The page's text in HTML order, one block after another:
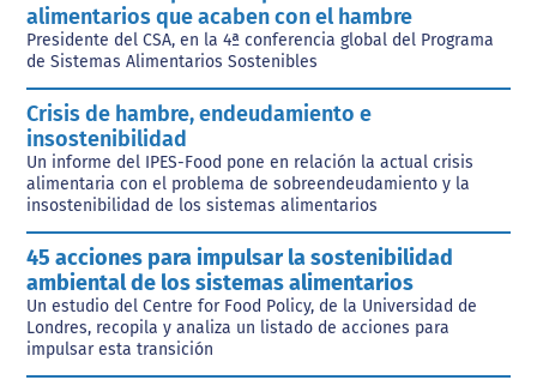
alimentarios que acaben con el hambre
Presidente del CSA, en la 4ª conferencia global del Programa
de Sistemas Alimentarios Sostenibles
Crisis de hambre, endeudamiento e
insostenibilidad
Un informe del IPES-Food pone en relación la actual crisis
alimentaria con el problema de sobreendeudamiento y la
insostenibilidad de los sistemas alimentarios
45 acciones para impulsar la sostenibilidad
ambiental de los sistemas alimentarios
Un estudio del Centre for Food Policy, de la Universidad de
Londres, recopila y analiza un listado de acciones para
impulsar esta transición